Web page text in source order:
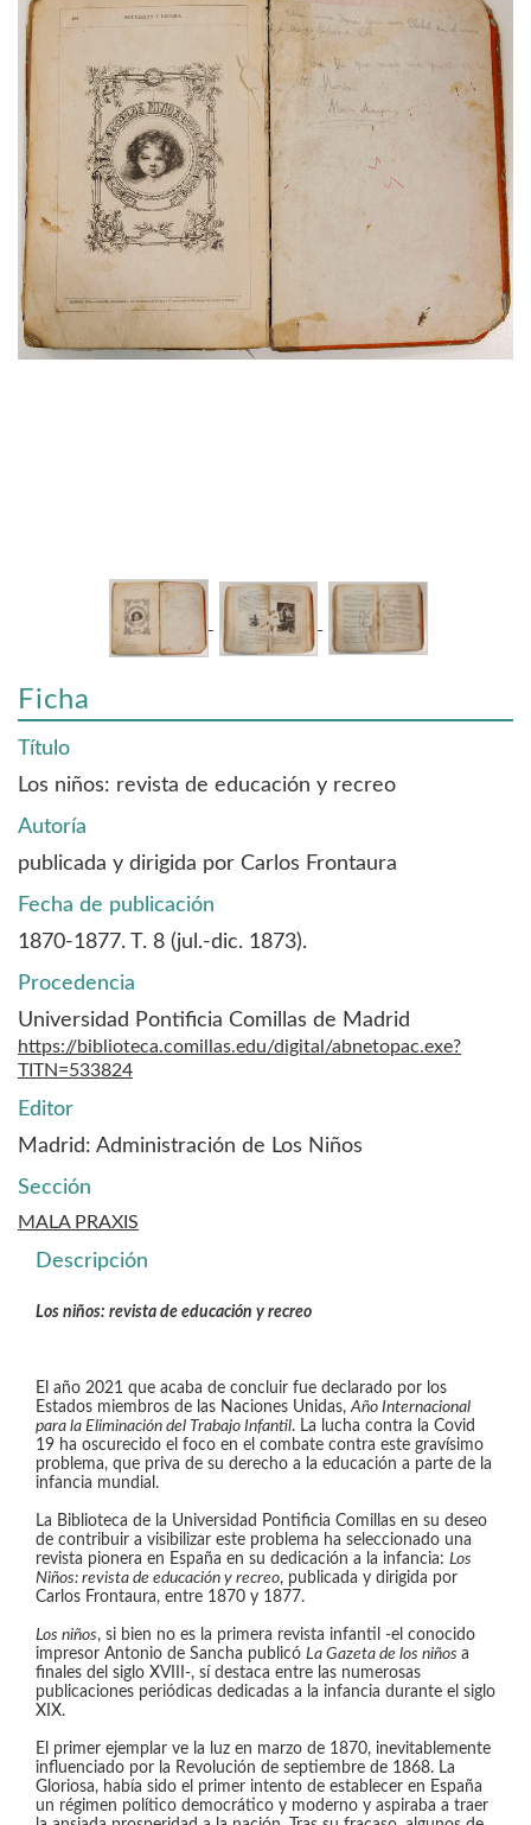
Ficha
Título
Los niños: revista de educación y recreo
Autoría
publicada y dirigida por Carlos Frontaura
Fecha de publicación
1870-1877. T. 8 (jul.-dic. 1873).
Procedencia
Universidad Pontificia Comillas de Madrid
https://biblioteca.comillas.edu/digital/abnetopac.exe?
TITN=533824
Editor
Madrid: Administración de Los Niños
Sección
MALA PRAXIS
Descripción
Los niños: revista de educación y recreo
El año 2021 que acaba de concluir fue declarado por los
Estados miembros de las Naciones Unidas,Año Internacional
para la Eliminación del Trabajo Infantil. La lucha contra la Covid
19 ha oscurecido el foco en el combate contra este gravísimo
problema, que priva de su derecho a la educación a parte de la
infancia mundial.
La Biblioteca de la Universidad Pontificia Comillas en su deseo
de contribuir a visibilizar este problema ha seleccionado una
revista pionera en España en su dedicación a la infancia: Los
Niños: revista de educación y recreo, publicada y dirigida por
Carlos Frontaura, entre 1870 y 1877.
Los niños, si bien no es la primera revista infantil -el conocido
impresor Antonio de Sancha publicó La Gazeta de los niños a
finales del siglo XVIII-, sí destaca entre las numerosas
publicaciones periódicas dedicadas a la infancia durante el siglo
XIX.
El primer ejemplar ve la luz en marzo de 1870, inevitablemente
influenciado por la Revolución de septiembre de 1868. La
Gloriosa, había sido el primer intento de establecer en España
un régimen político democrático y moderno y aspiraba a traer